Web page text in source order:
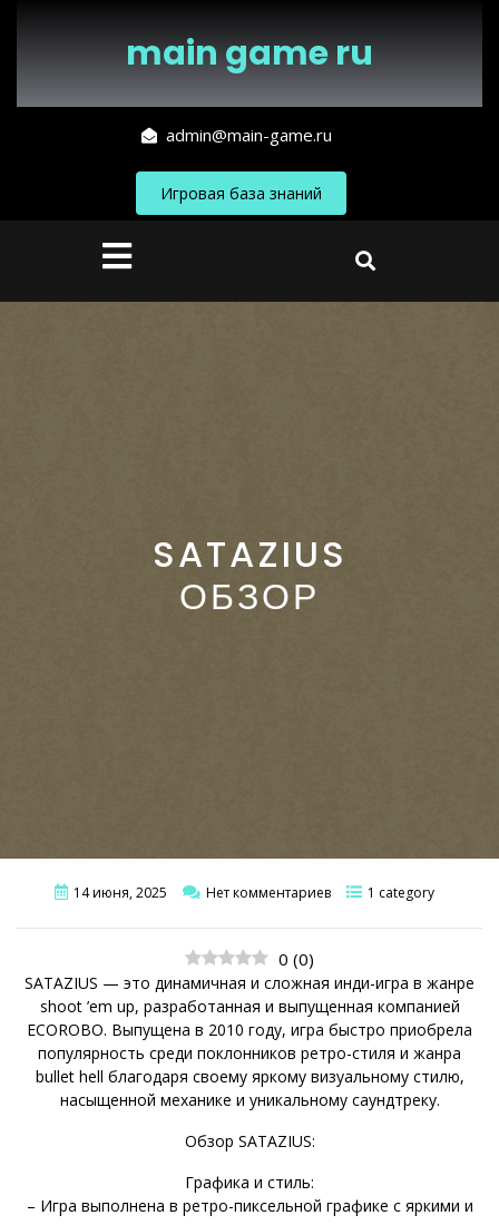
main game ru
admin@main-game.ru
Игровая база знаний
Кнопка
Открыть
SATAZIUS
ОБЗОР
14 июня, 2025 Нет комментариев 1 category
0 (0)
SATAZIUS — это динамичная и сложная инди-игра в жанре
shoot ’em up, разработанная и выпущенная компанией
ECOROBO. Выпущена в 2010 году, игра быстро приобрела
популярность среди поклонников ретро-стиля и жанра
bullet hell благодаря своему яркому визуальному стилю,
насыщенной механике и уникальному саундтреку.
Обзор SATAZIUS:
Графика и стиль:
– Игра выполнена в ретро-пиксельной графике с яркими и